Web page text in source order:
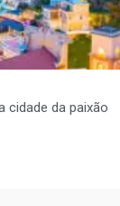
cidade da paixão